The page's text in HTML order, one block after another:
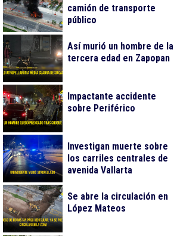
camión de transporte
público
Así murió un hombre de la
tercera edad en Zapopan
Impactante accidente
sobre Periférico
Investigan muerte sobre
los carriles centrales de
avenida Vallarta
Se abre la circulación en
López Mateos